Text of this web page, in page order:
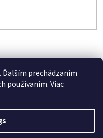
Ďalším prechádzaním
používaním. Viac
Shoptet